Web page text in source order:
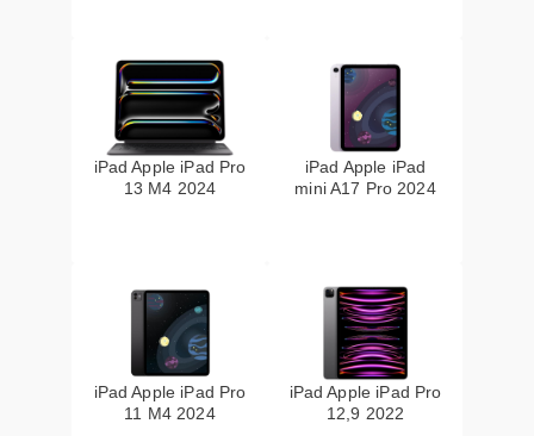
iPad Apple iPad Pro
13 M4 2024
iPad Apple iPad
mini A17 Pro 2024
iPad Apple iPad Pro
11 M4 2024
iPad Apple iPad Pro
12,9 2022